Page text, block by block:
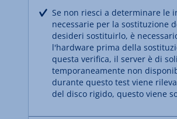
Se non riesci a determinare le
necessarie per la sostituzione
desideri sostituirlo, è
l'hardware prima della
questa verifica, il server è di
temporaneamente non
durante questo test viene
del disco rigido, questo viene